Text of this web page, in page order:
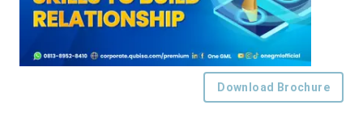
Download Brochure